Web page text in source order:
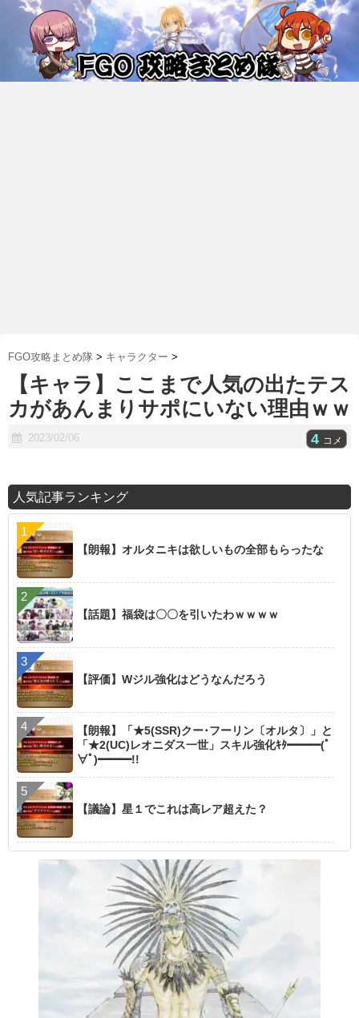
FGO攻略まとめ隊 > キャラクター >
【キャラ】ここまで人気の出たテス
カがあんまりサポにいない理由ｗｗ
2023/02/06 4 コメ
人気記事ランキング
【朗報】オルタニキは欲しいもの全部もらったな
【話題】福袋は〇〇を引いたわｗｗｗｗ
【評価】Wジル強化はどうなんだろう
【朗報】「★5(SSR)クー･フーリン〔オルタ〕」と
「★2(UC)レオニダス一世」スキル強化ｷﾀ━━━(ﾟ
∀ﾟ)━━━!!
【議論】星１でこれは高レア超えた？